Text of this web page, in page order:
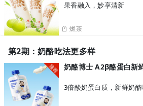
果香融入，妙享清新
燃茶
第2期：奶酪吃法更多样
奶酪博士 A2β酪蛋白新
3倍酸奶蛋白质，新鲜奶